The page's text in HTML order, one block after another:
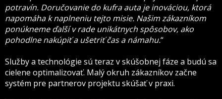
potravín. Doručovanie do kufra auta je inováciou, ktorá
napomáha k naplneniu tejto misie. Našim zákazníkom
ponúkneme ďalší v rade unikátnych spôsobov, ako
pohodlne nakúpiť a ušetriť čas a námahu.“
Služby a technológie sú teraz v skúšobnej fáze a budú sa
cielene optimalizovať. Malý okruh zákazníkov začne
systém pre partnerov projektu skúšať v praxi.